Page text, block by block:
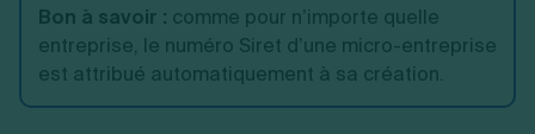
Bon à savoir : comme pour n’importe quelle
entreprise, le numéro Siret d’une micro-entreprise
est attribué automatiquement à sa création.